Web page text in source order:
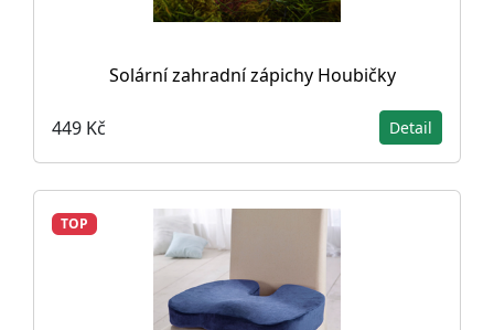
Solární zahradní zápichy Houbičky
449 Kč Detail
TOP